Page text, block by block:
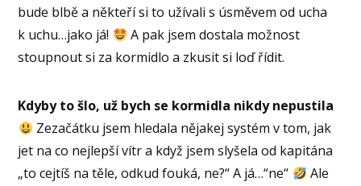
bude blbě a někteří si to užívali s úsměvem od ucha
k uchu…jako já!
A pak jsem dostala možnost
stoupnout si za kormidlo a zkusit si loď řídit.
Kdyby to šlo, už bych se kormidla nikdy nepustila
Zezačátku jsem hledala nějakej systém v tom, jak
jet na co nejlepší vítr a když jsem slyšela od kapitána
„to cejtíš na těle, odkud fouká, ne?“ A já…“ne“
Ale